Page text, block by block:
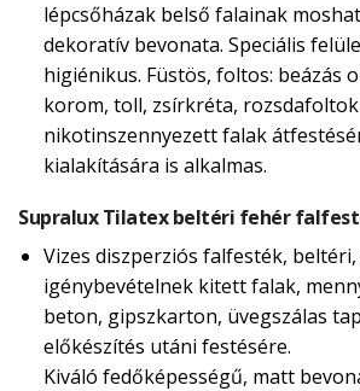
lépcsőházak belső falainak
dekoratív bevonata. Speciális
higiénikus. Füstös, foltos: beázás
korom, toll, zsírkréta,
nikotinszennyezett falak
kialakítására is alkalmas.
Supralux Tilatex beltéri fehér
Vizes diszperziós falfesték,
igénybevételnek kitett falak,
beton, gipszkarton, üvegszálas
előkészítés utáni festésére.
Kiváló fedőképességű, matt